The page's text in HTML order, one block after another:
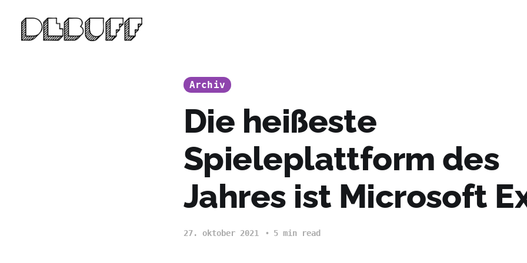
Archiv
Die heißeste
Spieleplattform des
Jahres ist Microsoft
27. oktober 2021 5 min read